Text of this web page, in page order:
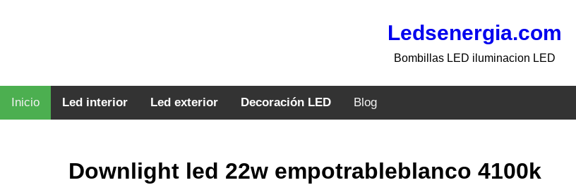
Ledsenergia.com
Bombillas LED iluminacion LED
Inicio Led interior Led exterior Decoración LED Blog
Downlight led 22w empotrableblanco 4100k